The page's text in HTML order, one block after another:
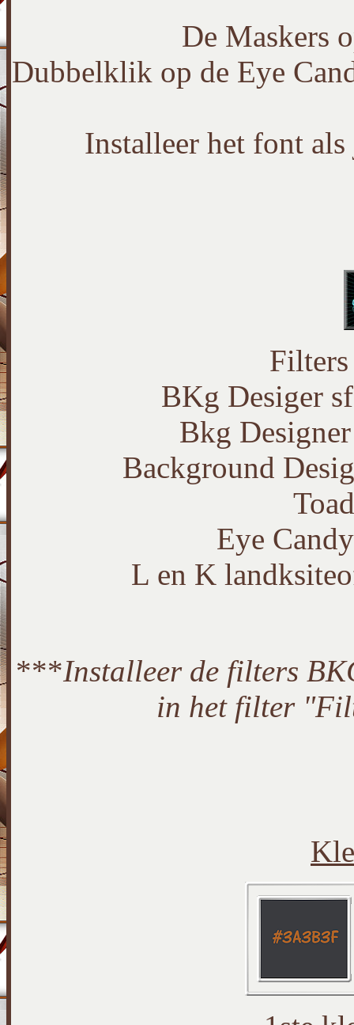
De Maskers
Dubbelklik op de Eye
Installeer het font
BKg Desiger
Bkg
Background
Eye
L en K
***Installeer de filters
in het filter